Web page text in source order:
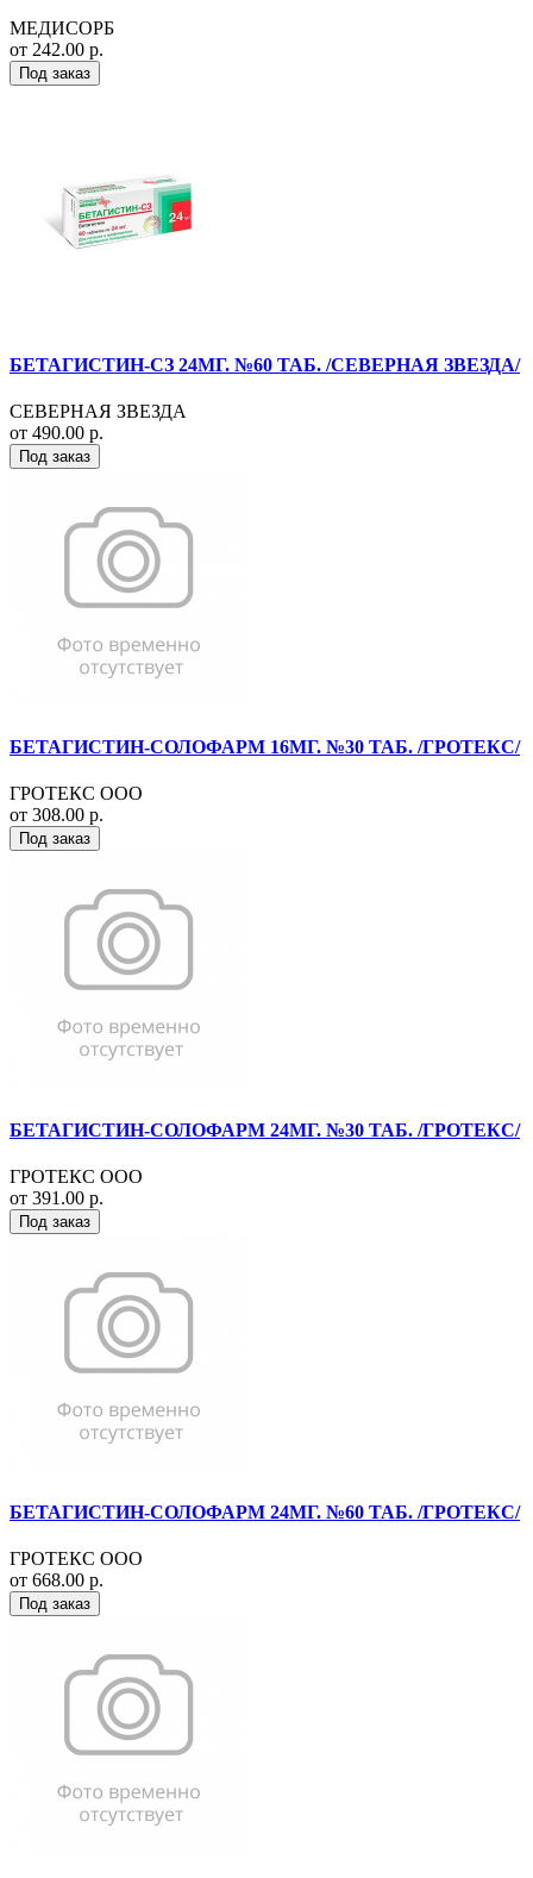
МЕДИСОРБ
от 242.00 р.
Под заказ
БЕТАГИСТИН-СЗ 24МГ. №60 ТАБ. /СЕВЕРНАЯ ЗВЕЗДА/
СЕВЕРНАЯ ЗВЕЗДА
от 490.00 р.
Под заказ
БЕТАГИСТИН-СОЛОФАРМ 16МГ. №30 ТАБ. /ГРОТЕКС/
ГРОТЕКС ООО
от 308.00 р.
Под заказ
БЕТАГИСТИН-СОЛОФАРМ 24МГ. №30 ТАБ. /ГРОТЕКС/
ГРОТЕКС ООО
от 391.00 р.
Под заказ
БЕТАГИСТИН-СОЛОФАРМ 24МГ. №60 ТАБ. /ГРОТЕКС/
ГРОТЕКС ООО
от 668.00 р.
Под заказ